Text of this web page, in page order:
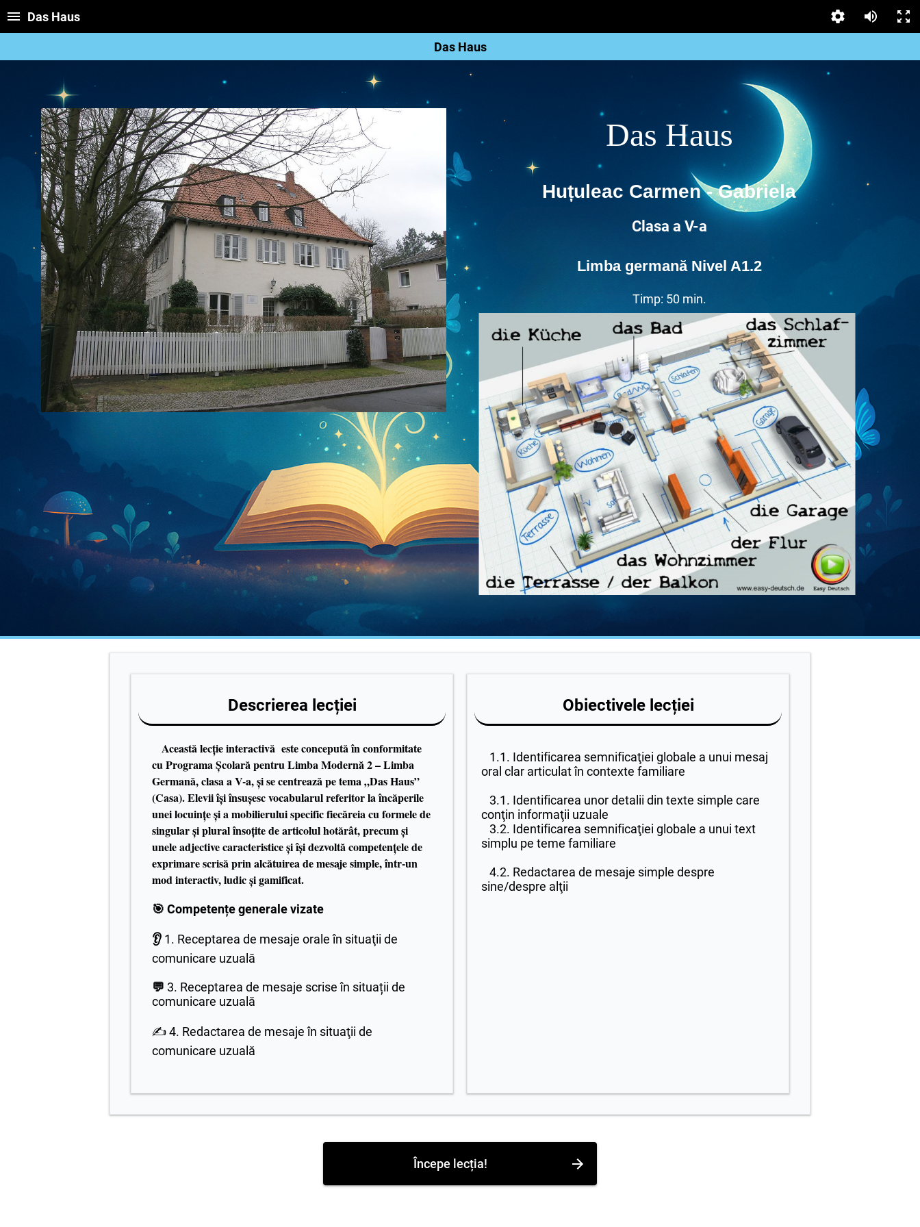
Das Haus
Das Haus
Das Haus
Huțuleac Carmen - Gabriela
Clasa a V-a
Limba germană Nivel A1.2
Timp: 50 min.
Descrierea lecției
Această lecție interactivă este concepută în conformitate
cu Programa Școlară pentru Limba Modernă 2 – Limba
Germană, clasa a V-a, și se centrează pe tema „Das Haus”
(Casa). Elevii își însușesc vocabularul referitor la încăperile
unei locuințe și a mobilierului specific fiecăreia cu formele de
singular și plural însoțite de articolul hotărât, precum și
unele adjective caracteristice și își dezvoltă competențele de
exprimare scrisă prin alcătuirea de mesaje simple, într-un
mod interactiv, ludic și gamificat.
🎯 Competențe generale vizate
👂 1. Receptarea de mesaje orale în situaţii de
comunicare uzuală
💬 3. Receptarea de mesaje scrise în situații de
comunicare uzuală
✍️ 4. Redactarea de mesaje în situaţii de
comunicare uzuală
Obiectivele lecției
1.1. Identificarea semnificaţiei globale a unui mesaj
oral clar articulat în contexte familiare
3.1. Identificarea unor detalii din texte simple care
conţin informaţii uzuale
3.2. Identificarea semnificaţiei globale a unui text
simplu pe teme familiare
4.2. Redactarea de mesaje simple despre
sine/despre alţii
Începe lecția!